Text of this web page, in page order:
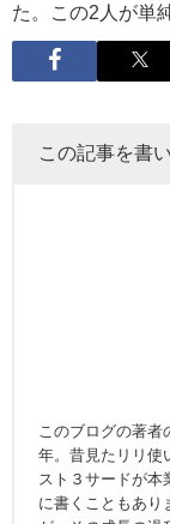
た。この2人が単
この記事を書
このブログの著者
年。昔見たリリ使
スト３サードが本
に書くこともあり